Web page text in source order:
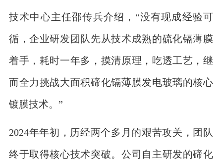
技术中心主任邵传兵介绍，“没有现成经验可
循，企业研发团队先从技术成熟的硫化镉薄膜
着手，耗时一年多，摸清原理，吃透工艺，继
而全力挑战大面积碲化镉薄膜发电玻璃的核心
镀膜技术。”
2024年年初，历经两个多月的艰苦攻关，团队
终于取得核心技术突破。公司自主研发的碲化